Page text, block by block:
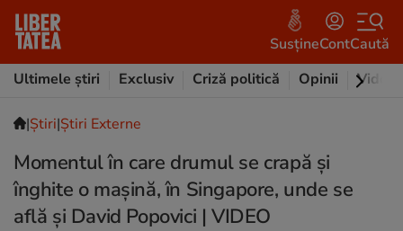
SusțineContCaută
Ultimele știri
Exclusiv Criză politică Opinii Video
|Ştiri|Știri Externe
Momentul în care drumul se crapă și
înghite o mașină, în Singapore, unde se
află și David Popovici | VIDEO